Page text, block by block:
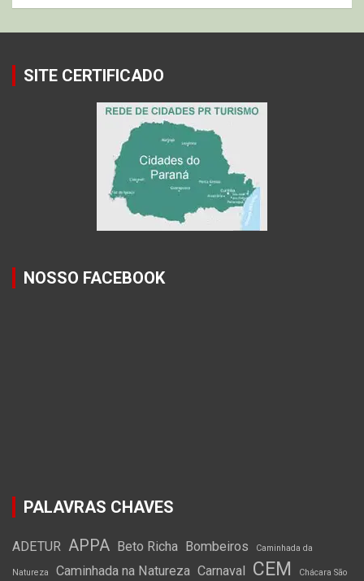
SITE CERTIFICADO
NOSSO FACEBOOK
PALAVRAS CHAVES
ADETUR APPA Beto Richa Bombeiros Caminhada da
Natureza Caminhada na Natureza Carnaval CEM Chácara São